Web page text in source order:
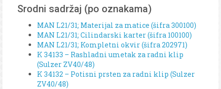
Srodni sadržaj (po oznakama)
MAN L21/31; Materijal za matice (šifra 300100)
MAN L21/31; Cilindarski karter (šifra 100100)
MAN L21/31; Kompletni okvir (šifra 202971)
K 34133 – Rashladni umetak za radni klip
(Sulzer ZV40/48)
K 34132 – Potisni prsten za radni klip (Sulzer
ZV40/48)